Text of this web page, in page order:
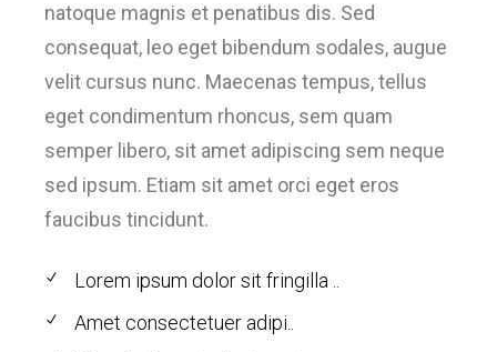
natoque magnis et penatibus dis. Sed
consequat, leo eget bibendum sodales, augue
velit cursus nunc. Maecenas tempus, tellus
eget condimentum rhoncus, sem quam
semper libero, sit amet adipiscing sem neque
sed ipsum. Etiam sit amet orci eget eros
faucibus tincidunt.
Lorem ipsum dolor sit fringilla ..
Amet consectetuer adipi..